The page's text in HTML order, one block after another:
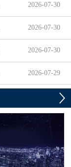
2026-07-30
2026-07-30
2026-07-30
2026-07-29